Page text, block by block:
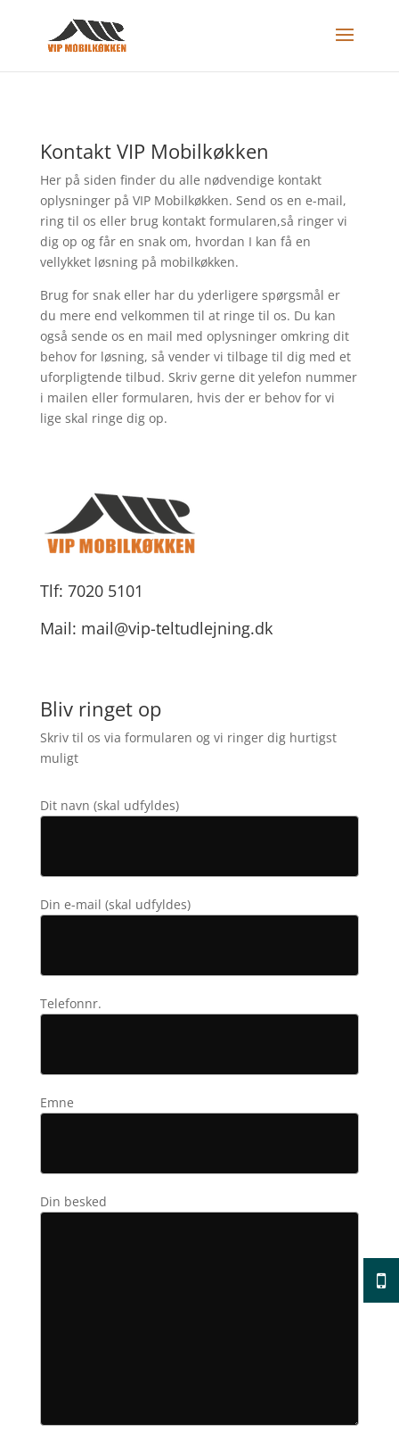
Kontakt VIP Mobilkøkken
Her på siden finder du alle nødvendige kontakt
oplysninger på VIP Mobilkøkken. Send os en e-mail,
ring til os eller brug kontakt formularen,så ringer vi
dig op og får en snak om, hvordan I kan få en
vellykket løsning på mobilkøkken.
Brug for snak eller har du yderligere spørgsmål er
du mere end velkommen til at ringe til os. Du kan
også sende os en mail med oplysninger omkring dit
behov for løsning, så vender vi tilbage til dig med et
uforpligtende tilbud. Skriv gerne dit yelefon nummer
i mailen eller formularen, hvis der er behov for vi
lige skal ringe dig op.
Tlf: 7020 5101
Mail: mail@vip-teltudlejning.dk
Bliv ringet op
Skriv til os via formularen og vi ringer dig hurtigst
muligt
Dit navn (skal udfyldes)
Din e-mail (skal udfyldes)
Telefonnr.
Emne
Din besked